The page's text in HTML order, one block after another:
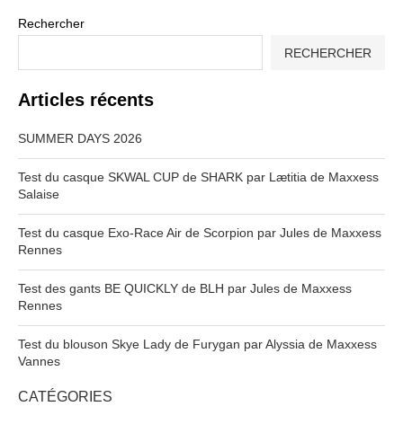
Rechercher
RECHERCHER
Articles récents
SUMMER DAYS 2026
Test du casque SKWAL CUP de SHARK par Lætitia de Maxxess
Salaise
Test du casque Exo-Race Air de Scorpion par Jules de Maxxess
Rennes
Test des gants BE QUICKLY de BLH par Jules de Maxxess
Rennes
Test du blouson Skye Lady de Furygan par Alyssia de Maxxess
Vannes
CATÉGORIES